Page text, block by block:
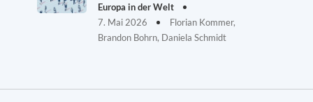
Europa in der Welt
7. Mai 2026
Florian Kommer,
Brandon Bohrn, Daniela Schmidt